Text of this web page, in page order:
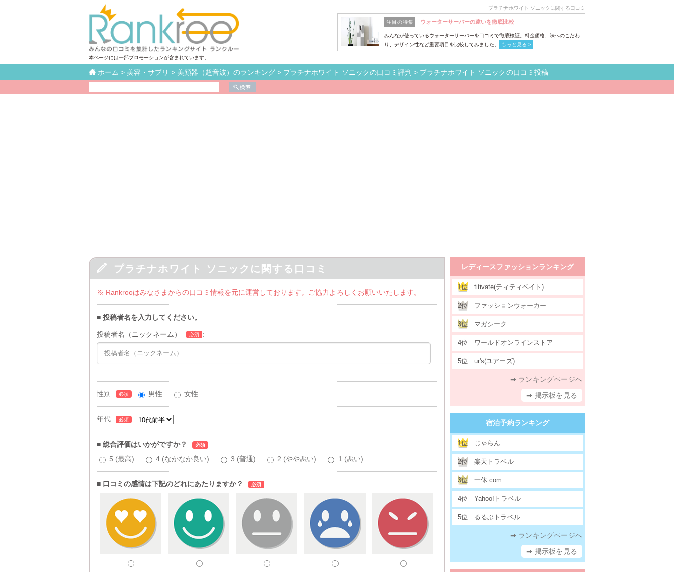
本ページには一部プロモーションが含まれています。
プラチナホワイト ソニックに関する口コミ
注目の特集 ウォーターサーバーの違いを徹底比較
みんなが使っているウォーターサーバーを口コミで徹底検証。料金価格、味へのこだわ
り、デザイン性など重要項目を比較してみました。
もっと見る >
 ホーム > 美容・サプリ > 美顔器（超音波）のランキング > プラチナホワイト ソニックの口コミ評判 > プラチナホワイト ソニックの口コミ投稿
 プラチナホワイト ソニックに関する口コミ
※ Rankrooはみなさまからの口コミ情報を元に運営しております。ご協力よろしくお願いいたします。
■ 投稿者名を入力してください。
投稿者名（ニックネーム） 必須 :
性別 必須 : 男性 女性
年代 必須 :
■ 総合評価はいかがですか？ 必須
5 (最高) 4 (なかなか良い) 3 (普通) 2 (やや悪い) 1 (悪い)
■ 口コミの感情は下記のどれにあたりますか？ 必須
レディースファッションランキング
1位 titivate(ティティベイト)
2位 ファッションウォーカー
3位 マガシーク
4位 ワールドオンラインストア
5位 ur's(ユアーズ)
➡ ランキングページへ
➡ 掲示板を見る
宿泊予約ランキング
1位 じゃらん
2位 楽天トラベル
3位 一休.com
4位 Yahoo!トラベル
5位 るるぶトラベル
➡ ランキングページへ
➡ 掲示板を見る